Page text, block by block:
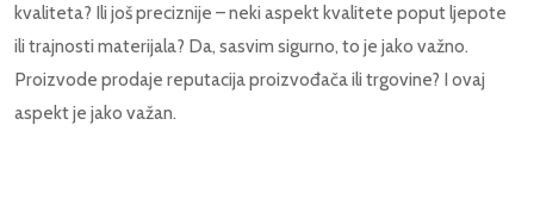
kvaliteta? Ili još preciznije – neki aspekt kvalitete poput ljepote
ili trajnosti materijala? Da, sasvim sigurno, to je jako važno.
Proizvode prodaje reputacija proizvođača ili trgovine? I ovaj
aspekt je jako važan.